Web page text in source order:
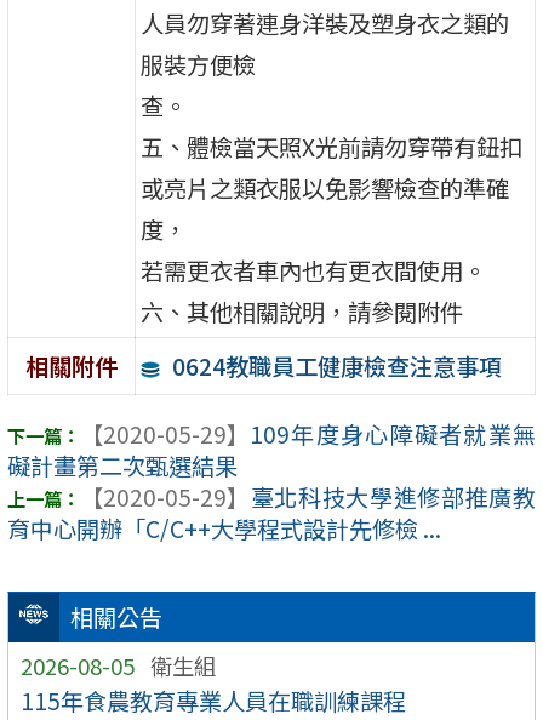
相關公告
2026-08-05 衛生組
115年食農教育專業人員在職訓練課程
人員勿穿著連身洋裝及塑身衣之類的
服裝方便檢
查。
五、體檢當天照X光前請勿穿帶有鈕扣
或亮片之類衣服以免影響檢查的準確
度，
若需更衣者車內也有更衣間使用。
六、其他相關說明，請參閱附件
相關附件
0624教職員工健康檢查注意事項
【2020-05-29】 109年度身心障礙者就業無
礙計畫第二次甄選結果
【2020-05-29】 臺北科技大學進修部推廣教
育中心開辦「C/C++大學程式設計先修檢 ...